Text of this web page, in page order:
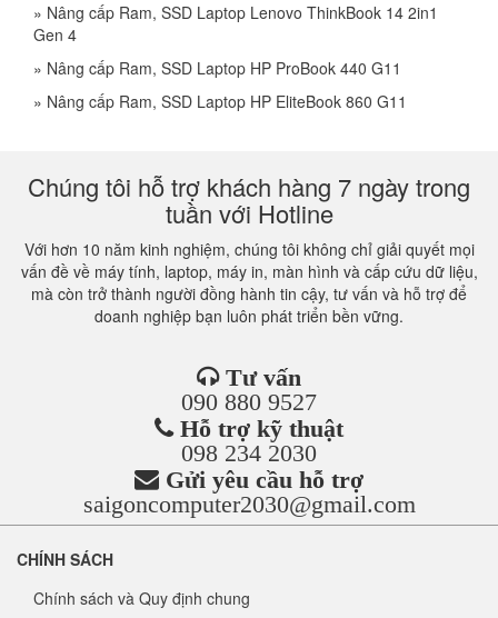
» Nâng cấp Ram, SSD Laptop Lenovo ThinkBook 14 2in1
Gen 4
» Nâng cấp Ram, SSD Laptop HP ProBook 440 G11
» Nâng cấp Ram, SSD Laptop HP EliteBook 860 G11
Chúng tôi hỗ trợ khách hàng 7 ngày trong
tuần với Hotline
Với hơn 10 năm kinh nghiệm, chúng tôi không chỉ giải quyết mọi
vấn đề về máy tính, laptop, máy in, màn hình và cấp cứu dữ liệu,
mà còn trở thành người đồng hành tin cậy, tư vấn và hỗ trợ để
doanh nghiệp bạn luôn phát triển bền vững.
Tư vấn
090 880 9527
Hỗ trợ kỹ thuật
098 234 2030
Gửi yêu cầu hỗ trợ
saigoncomputer2030@gmail.com
CHÍNH SÁCH
Chính sách và Quy định chung